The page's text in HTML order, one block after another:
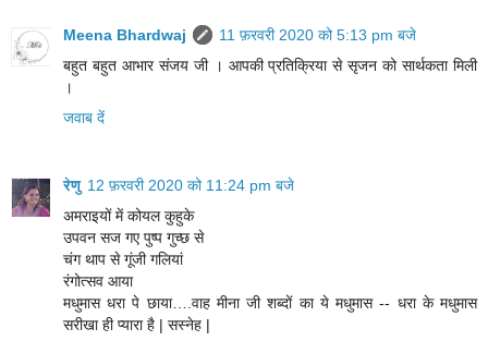
Meena Bhardwaj
11 फ़रवरी 2020 को 5:13 pm बजे
बहुत बहुत आभार संजय जी । आपकी प्रतिक्रिया से सृजन को सार्थकता मिली
।
जवाब दें
रेणु 12 फ़रवरी 2020 को 11:24 pm बजे
अमराइयों में कोयल कुहुके
उपवन सज गए पुष्प गुच्छ से
चंग थाप से गूंजी गलियां
रंगोत्सव आया
मधुमास धरा पे छाया….वाह मीना जी शब्दों का ये मधुमास -- धरा के मधुमास
सरीखा ही प्यारा है | सस्नेह |